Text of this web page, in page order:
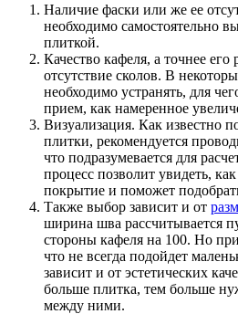
Наличие фаски или же ее
необходимо самостоятельно
плиткой.
Качество кафеля, а точнее его
отсутствие сколов. В
необходимо устранять, для
прием, как намеренное
Визуализация. Как известно
плитки, рекомендуется
что подразумевается для
процесс позволит увидеть,
покрытие и поможет
Также выбор зависит и от
ширина шва рассчитывается
стороны кафеля на 100. Но
что не всегда подойдет
зависит и от эстетических
больше плитка, тем больше
между ними.